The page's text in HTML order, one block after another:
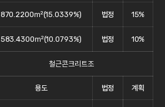
870.2200㎡(15.0339%) 법정 15%
583.4300㎡(10.0793%) 법정 10%
철근콘크리트조
용도 법정 계획